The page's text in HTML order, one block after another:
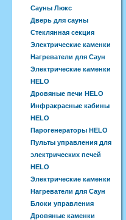
Сауны Люкс
Дверь для сауны
Стеклянная секция
Электрические каменки
Нагреватели для Саун
Электрические каменки
HELO
Дровяные печи HELO
Инфракрасные кабины
HELO
Парогенераторы HELO
Пульты управления для
электрических печей
HELO
Электрические каменки
Нагреватели для Саун
Блоки управления
Дровяные каменки